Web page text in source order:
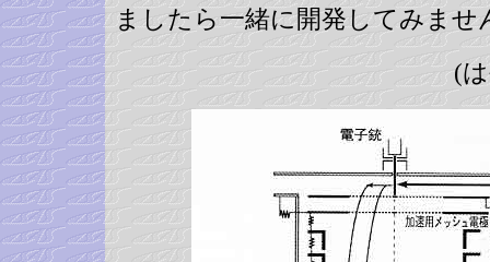
ましたら一緒に開発してみませ
(